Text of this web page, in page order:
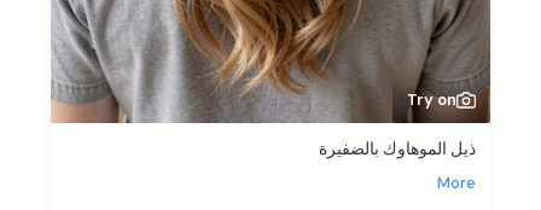
Try on
ذيل الموهاوك بالضفيرة
More